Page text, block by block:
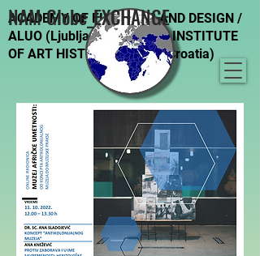
ACADEMY OF FINE ARTS AND DESIGN /
ALUO (Ljubljana, Slovenia), INSTITUTE
OF ART HISTORY (Zagreb, Croatia)
NAM Globe_EXCHANGE